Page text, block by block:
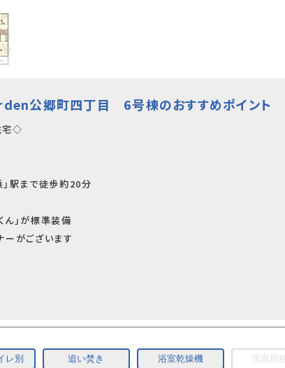
公郷町四丁目 6号棟のおすすめポイント
宅◇
駅まで徒歩約20分
」が標準装備
がございます
レ別 追い焚き 浴室乾燥機 洗面所